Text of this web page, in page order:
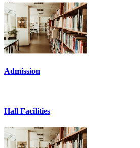
Admission
Hall Facilities